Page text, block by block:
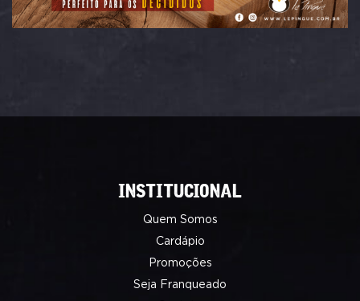
INSTITUCIONAL
Quem Somos
Cardápio
Promoções
Seja Franqueado